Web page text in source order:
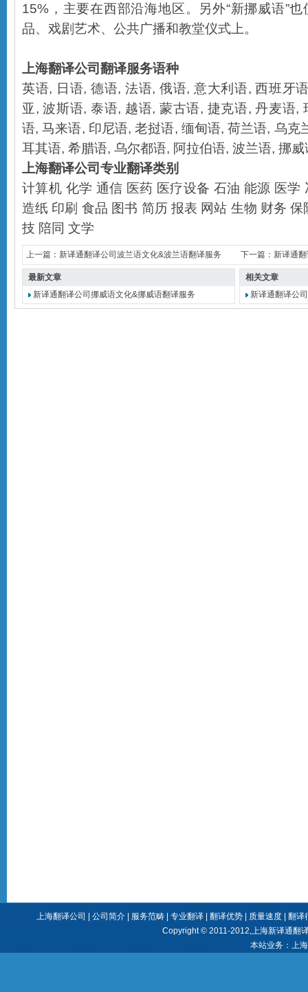
15%，主要在西部沿海地区。另外“新挪威语”
品、戏剧艺术、公共广播和教堂仪式上。
上海翻译公司翻译服务语种
英语, 日语, 德语, 法语, 俄语, 意大利语,西班牙
亚,波斯语, 泰语, 越语, 蒙古语, 捷克语,丹麦语,
语,马来语, 印尼语,老挝语, 缅甸语,荷兰语, 乌克
耳其语, 希腊语, 乌尔都语, 阿拉伯语, 波兰语, 挪威
上海翻译公司专业翻译类别
计算机 化学 通信 医药 医疗设备 石油 能源 医学
造纸 印刷 食品 图书 简历 报表 网站 生物 财务 保
技 陪同 文学
上一篇： 新译通翻译公司波兰语文化&波兰语翻译服务 下一篇： 新译通
最新文章
新译通翻译公司挪威语文化&挪威语翻译服务
相关文章
新译通翻译公
上海翻译公司 公司简介 服务范畴 专业翻译 翻译优势 质量速度
翻译
Copyright © 2011-2012,上海新译通翻
本站业务： 上